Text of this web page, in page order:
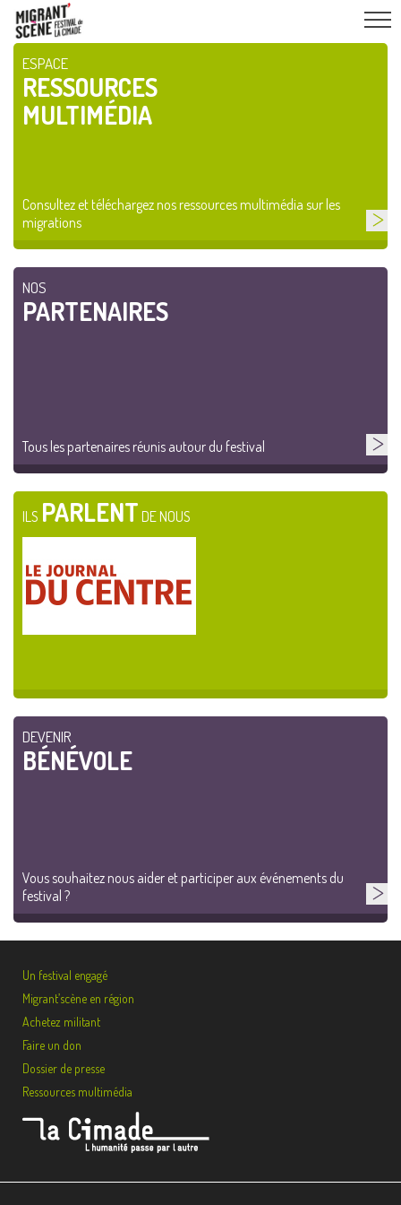
ESPACE
RESSOURCES
MULTIMÉDIA
Consultez et téléchargez nos ressources multimédia sur les
migrations
NOS
PARTENAIRES
Tous les partenaires réunis autour du festival
ILS PARLENT DE NOUS
DEVENIR
BÉNÉVOLE
Vous souhaitez nous aider et participer aux événements du
festival ?
Un festival engagé
Migrant’scène en région
Achetez militant
Faire un don
Dossier de presse
Ressources multimédia